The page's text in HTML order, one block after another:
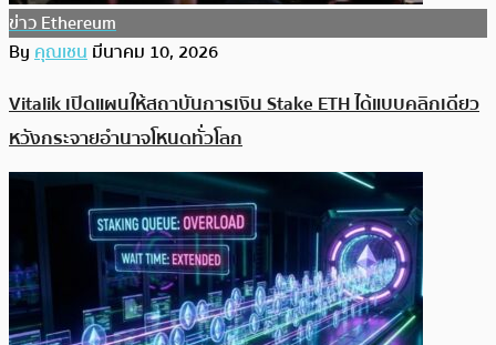
ข่าว Ethereum
Byคุณเชนมีนาคม 10, 2026
Vitalik เปิดแผนให้สถาบันการเงิน Stake ETH ได้แบบคลิกเดียว
หวังกระจายอำนาจโหนดทั่วโลก